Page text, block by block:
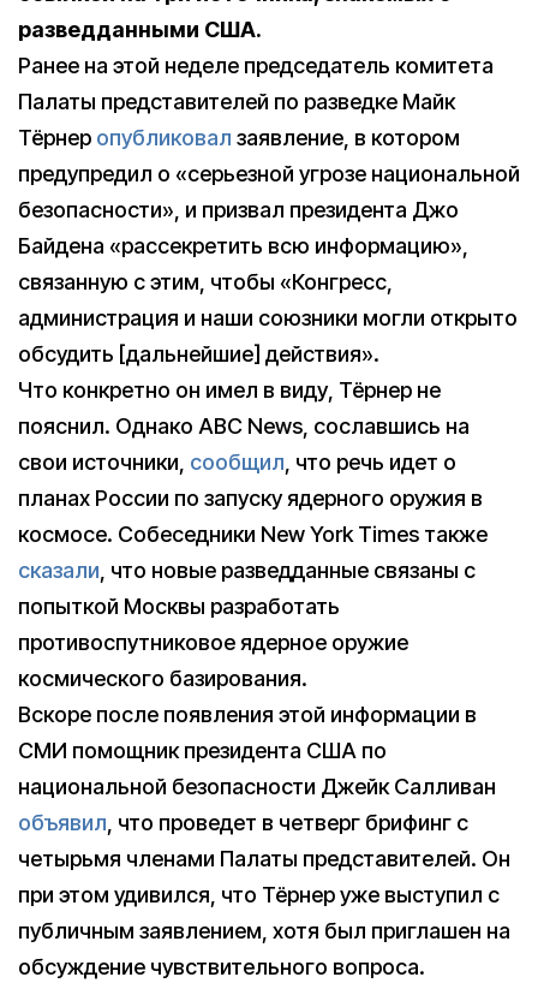
разведданными США.
Ранее на этой неделе председатель комитета
Палаты представителей по разведке Майк
Тёрнер опубликовал заявление, в котором
предупредил о «серьезной угрозе национальной
безопасности», и призвал президента Джо
Байдена «рассекретить всю информацию»,
связанную с этим, чтобы «Конгресс,
администрация и наши союзники могли открыто
обсудить [дальнейшие] действия».
Что конкретно он имел в виду, Тёрнер не
пояснил. Однако ABC News, сославшись на
свои источники, сообщил, что речь идет о
планах России по запуску ядерного оружия в
космосе. Собеседники New York Times также
сказали, что новые разведданные связаны с
попыткой Москвы разработать
противоспутниковое ядерное оружие
космического базирования.
Вскоре после появления этой информации в
СМИ помощник президента США по
национальной безопасности Джейк Салливан
объявил, что проведет в четверг брифинг с
четырьмя членами Палаты представителей. Он
при этом удивился, что Тёрнер уже выступил с
публичным заявлением, хотя был приглашен на
обсуждение чувствительного вопроса.